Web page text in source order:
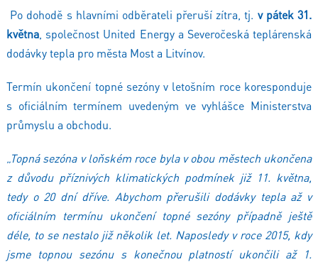
Po dohodě s hlavními odběrateli přeruší zítra, tj. v pátek 31.
května, společnost United Energy a Severočeská teplárenská
dodávky tepla pro města Most a Litvínov.
Termín ukončení topné sezóny v letošním roce koresponduje
s oficiálním termínem uvedeným ve vyhlášce Ministerstva
průmyslu a obchodu.
„Topná sezóna v loňském roce byla v obou městech ukončena
z důvodu příznivých klimatických podmínek již 11. května,
tedy o 20 dní dříve. Abychom přerušili dodávky tepla až v
oficiálním termínu ukončení topné sezóny případně ještě
déle, to se nestalo již několik let. Naposledy v roce 2015, kdy
jsme topnou sezónu s konečnou platností ukončili až 1.